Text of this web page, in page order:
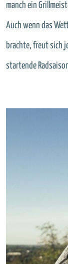
manch ein
Auch wenn das
brachte, freut sich
startende